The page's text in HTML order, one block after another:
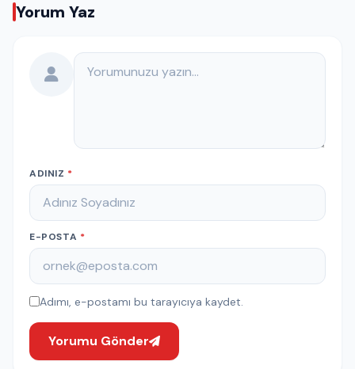
Yorum Yaz
Yorumunuz
ADINIZ *
E-POSTA *
Adımı, e-postamı bu tarayıcıya kaydet.
Yorumu Gönder